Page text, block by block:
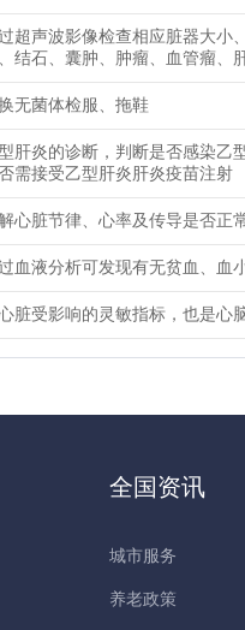
超声波影像检查相应脏器大小
结石、囊肿、肿瘤、血管瘤、
无菌体检服、拖鞋
肝炎的诊断，判断是否感染乙
需接受乙型肝炎肝炎疫苗注射
心脏节律、心率及传导是否正
血液分析可发现有无贫血、血
脏受影响的灵敏指标，也是心
全国资讯
城市服务
养老政策